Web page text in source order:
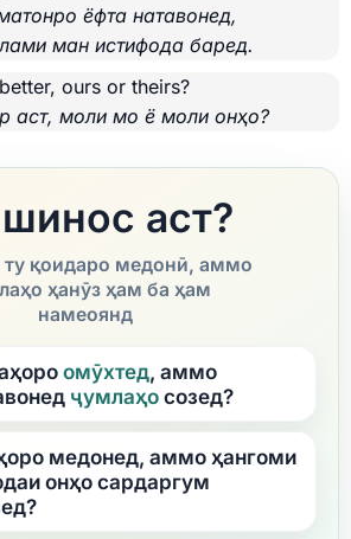
ёфта натавонед,
ман истифода баред.
ours or theirs?
аст, моли мо ё моли онҳо?
аст?
ту қоидаро медонӣ, аммо
ҳанӯз ҳам ба ҳам
намеоянд
омӯхтед, аммо
ҷумлаҳосозед?
медонед, аммо ҳангоми
онҳо сардаргум